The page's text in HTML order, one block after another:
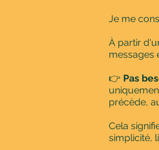
Je me
À partir
messages
👉 Pas
précède,
Cela
simplicité,